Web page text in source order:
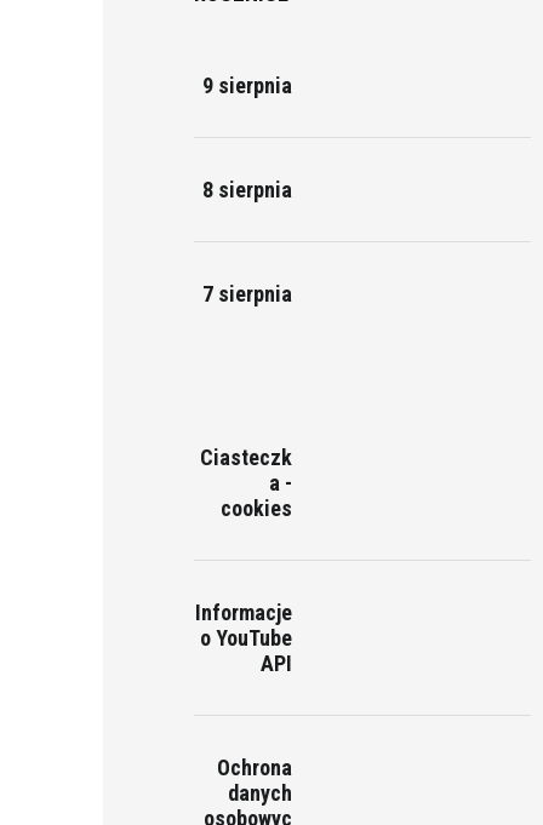
9 sierpnia
8 sierpnia
7 sierpnia
Ciasteczk
a -
cookies
Informacje
o YouTube
API
Ochrona
danych
osobowyc